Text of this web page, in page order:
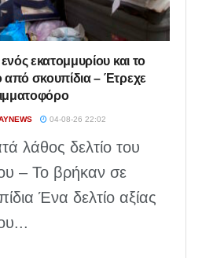
εκατομμυρίου και το
σκουπίδια – Έτρεχε
04-08-26 22:02
λάθος δελτίο του
– Το βρήκαν σε
Ένα δελτίο αξίας